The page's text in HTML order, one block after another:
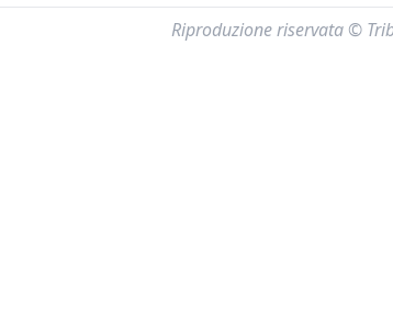
Riproduzione riservata ©